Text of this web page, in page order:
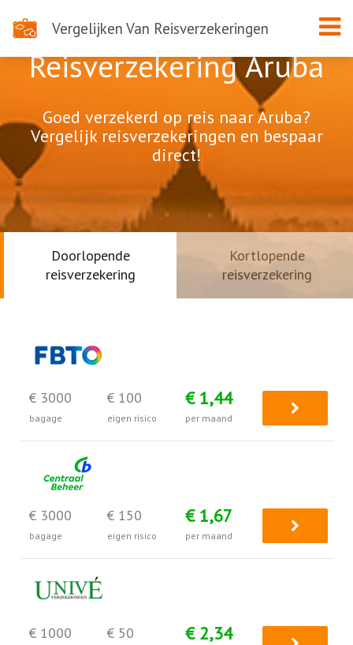
Vergelijken Van Reisverzekeringen
Reisverzekering Aruba
Goed verzekerd op reis naar Aruba?
Vergelijk reisverzekeringen en bespaar
direct!
Doorlopende
reisverzekering
Kortlopende
reisverzekering
€ 3000
bagage
€ 100
eigen risico
€ 1,44
per maand
€ 3000
bagage
€ 150
eigen risico
€ 1,67
per maand
€ 1000 € 50 € 2,34